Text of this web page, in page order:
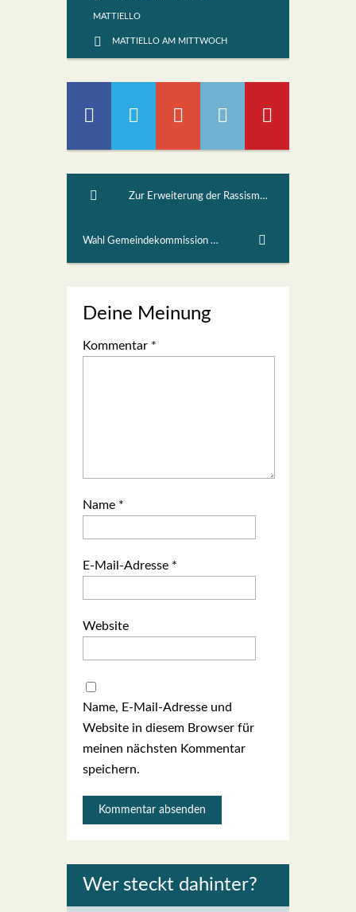
MATTIELLO
MATTIELLO AM MITTWOCH
Zur Erweiterung der Rassismus-Strafnorm 3
Wahl Gemeindekommission 2020-2024 Liste 2 SP
Deine Meinung
Kommentar *
Name *
E-Mail-Adresse *
Website
Name, E-Mail-Adresse und
Website in diesem Browser für
meinen nächsten Kommentar
speichern.
Wer steckt dahin­ter?